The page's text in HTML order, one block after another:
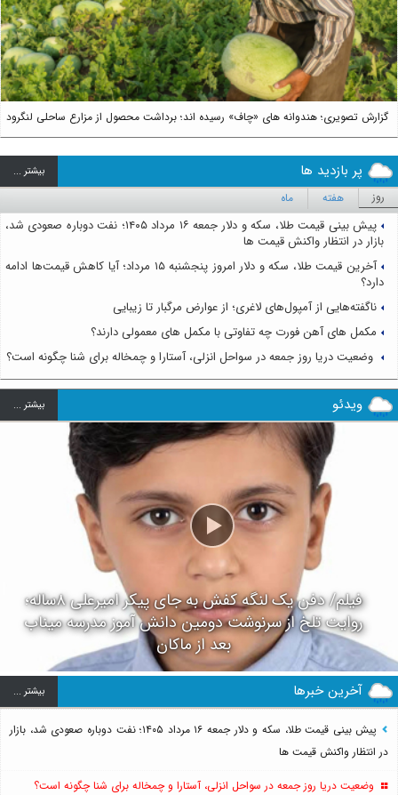
گزارش تصویری؛ هندوانه های «چاف» رسیده اند؛ برداشت محصول از مزارع ساحلی لنگرود
پر بازدید ها بيشتر ...
روز هفته ماه
پیش بینی قیمت طلا، سکه و دلار جمعه ۱۶ مرداد ۱۴۰۵؛ نفت دوباره صعودی شد،
بازار در انتظار واکنش قیمت ها
آخرین قیمت طلا، سکه و دلار امروز پنجشنبه ۱۵ مرداد؛ آیا کاهش قیمت‌ها ادامه
دارد؟
ناگفته‌هایی از آمپول‌های لاغری؛ از عوارض مرگبار تا زیبایی
مکمل های آهن فورت چه تفاوتی با مکمل های معمولی دارند؟
وضعیت دریا روز جمعه در سواحل انزلی، آستارا و چمخاله برای شنا چگونه است؟
ویدئو بيشتر ...
فیلم/ دفن یک لنگه کفش به جای پیکر امیرعلی ۸ساله؛
روایت تلخ از سرنوشت دومین دانش آموز مدرسه میناب
بعد از ماکان
آخرین خبرها بيشتر ...
پیش بینی قیمت طلا، سکه و دلار جمعه ۱۶ مرداد ۱۴۰۵؛ نفت دوباره صعودی شد، بازار
در انتظار واکنش قیمت ها
وضعیت دریا روز جمعه در سواحل انزلی، آستارا و چمخاله برای شنا چگونه است؟